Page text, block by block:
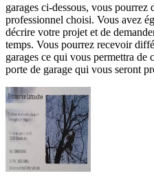
garages ci-dessous, vous
professionnel choisi. Vous avez
décrire votre projet et de
temps. Vous pourrez recevoir
garages ce qui vous permettra de
porte de garage qui vous seront